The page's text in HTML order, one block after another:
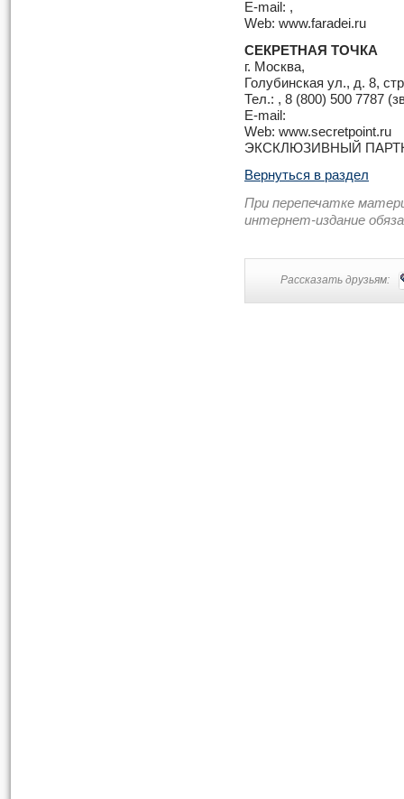
E-mail: ,
Web: www.faradei.ru
СЕКРЕТНАЯ ТОЧКА
г. Москва,
Голубинская ул., д. 8,
Тел.: , 8 (800) 500 7787
E-mail:
Web: www.secretpoint.ru
ЭКСКЛЮЗИВНЫЙ
Вернуться в раздел
При перепечатке
интернет-издание
Рассказать друзьям: